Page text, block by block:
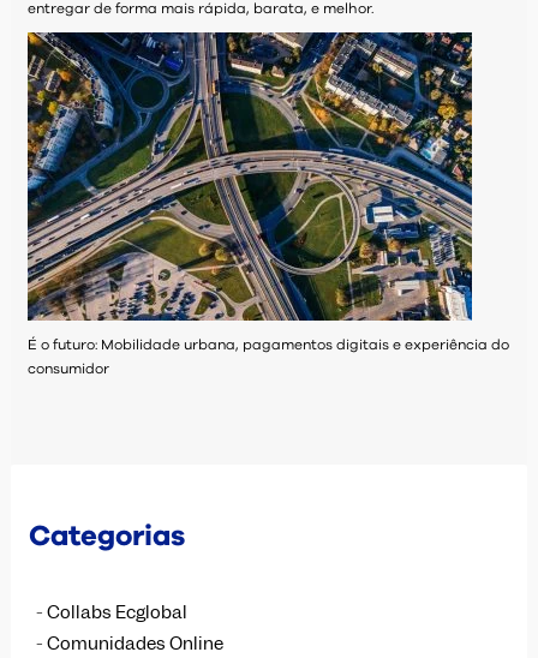
entregar de forma mais rápida, barata, e melhor.
É o futuro: Mobilidade urbana, pagamentos digitais e experiência do
consumidor
Categorias
Collabs Ecglobal
Comunidades Online